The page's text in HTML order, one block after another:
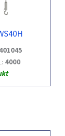
4000